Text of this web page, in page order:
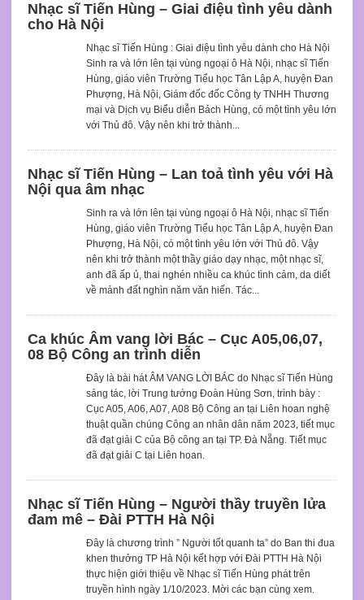
Nhạc sĩ Tiến Hùng – Giai điệu tình yêu dành
cho Hà Nội
Nhạc sĩ Tiến Hùng : Giai điệu tình yêu dành cho Hà Nội
Sinh ra và lớn lên tại vùng ngoại ô Hà Nội, nhạc sĩ Tiến
Hùng, giáo viên Trường Tiểu học Tân Lập A, huyện Đan
Phượng, Hà Nội, Giám đốc đốc Công ty TNHH Thương
mại và Dịch vụ Biểu diễn Bách Hùng, có một tình yêu lớn
với Thủ đô. Vậy nên khi trở thành...
Nhạc sĩ Tiến Hùng – Lan toả tình yêu với Hà
Nội qua âm nhạc
Sinh ra và lớn lên tại vùng ngoại ô Hà Nội, nhạc sĩ Tiến
Hùng, giáo viên Trường Tiểu học Tân Lập A, huyện Đan
Phượng, Hà Nội, có một tình yêu lớn với Thủ đô. Vậy
nên khi trở thành một thầy giáo dạy nhạc, một nhạc sĩ,
anh đã ấp ủ, thai nghén nhiều ca khúc tình cảm, da diết
về mảnh đất nghìn năm văn hiến. Tác...
Ca khúc Âm vang lời Bác – Cục A05,06,07,
08 Bộ Công an trình diễn
Đây là bài hát ÂM VANG LỜI BÁC do Nhạc sĩ Tiến Hùng
sáng tác, lời Trung tướng Đoàn Hùng Sơn, trình bày :
Cục A05, A06, A07, A08 Bộ Công an tại Liên hoan nghệ
thuật quần chúng Công an nhân dân năm 2023, tiết mục
đã đạt giải C của Bộ công an tại TP. Đà Nẵng. Tiết mục
đã đạt giải C tại Liên hoan.
Nhạc sĩ Tiến Hùng – Người thầy truyền lửa
đam mê – Đài PTTH Hà Nội
Đây là chương trình ” Người tốt quanh ta” do Ban thi đua
khen thưởng TP Hà Nội kết hợp với Đài PTTH Hà Nội
thực hiện giới thiệu về Nhạc sĩ Tiến Hùng phát trên
truyền hình ngày 1/10/2023. Mời các bạn cùng xem.